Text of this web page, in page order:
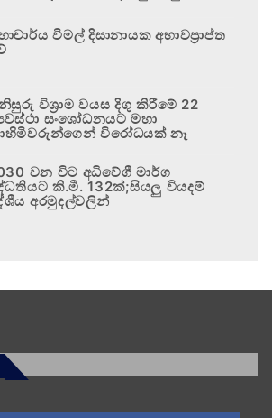
විමල් දිසානායක අභාවප්‍රාප්ත
විශ්‍රාම වයස දිගු කිරීමේ 22
සංශෝධනයට මහා
විරෝධයක් නෑ
වන විට අධිවේගී මාර්ග
කි.මී. 132ක්;සියලු වියදම්
අරමුදල්වලින්